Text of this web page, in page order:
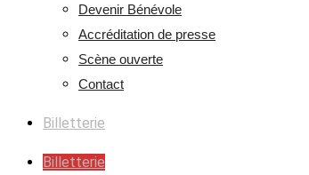
Devenir Bénévole
Accréditation de presse
Scène ouverte
Contact
Billetterie
Billetterie